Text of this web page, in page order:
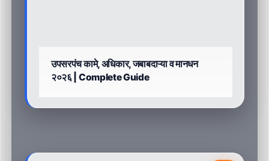
उपसरपंच कामे, अधिकार, जबाबदाऱ्या व मानधन
२०२६ | Complete Guide